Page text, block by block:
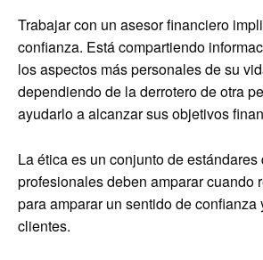
Trabajar con un asesor financiero
confianza. Está compartiendo
los aspectos más personales de su
dependiendo de la derrotero de otra
ayudarlo a alcanzar sus objetivos
La ética es un conjunto de estándares
profesionales deben amparar cuando
para amparar un sentido de
clientes.